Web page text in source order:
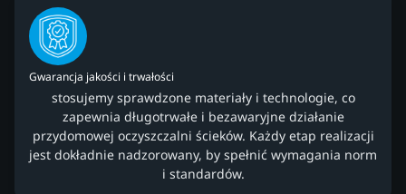
Gwarancja jakości i trwałości
stosujemy sprawdzone materiały i technologie, co
zapewnia długotrwałe i bezawaryjne działanie
przydomowej oczyszczalni ścieków. Każdy etap realizacji
jest dokładnie nadzorowany, by spełnić wymagania norm
i standardów.